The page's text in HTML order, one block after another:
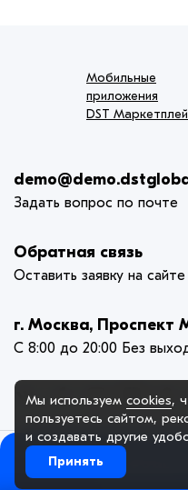
Мобильные
приложения
DST
Задать вопрос по почте
Обратная связь
Оставить заявку на сайте
г. Москва, Проспект
С 8:00 до 20:00 Без
© 2005-2025. ООО «Демо
demo.dstglobal.ru
Мы используем cookies,
пользуетесь сайтом,
и создавать другие
Принять